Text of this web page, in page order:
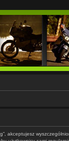
akceptujesz